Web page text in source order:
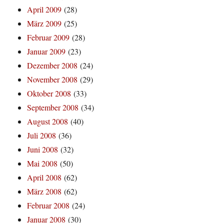
April 2009 (28)
März 2009 (25)
Februar 2009 (28)
Januar 2009 (23)
Dezember 2008 (24)
November 2008 (29)
Oktober 2008 (33)
September 2008 (34)
August 2008 (40)
Juli 2008 (36)
Juni 2008 (32)
Mai 2008 (50)
April 2008 (62)
März 2008 (62)
Februar 2008 (24)
Januar 2008 (30)